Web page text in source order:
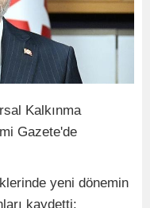
Kalkınma
Gazete'de
yeni dönemin
kaydetti: